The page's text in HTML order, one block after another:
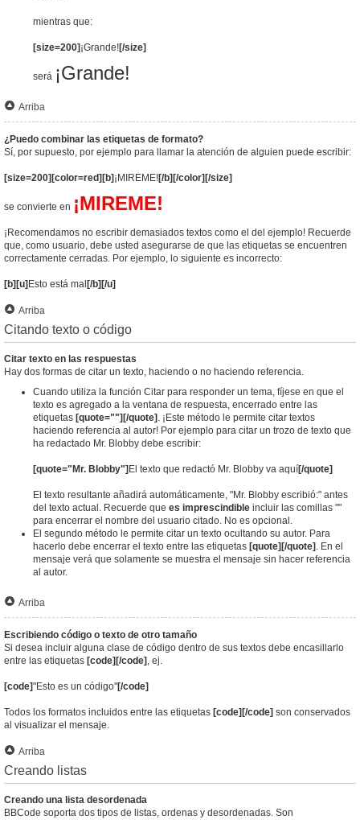
mientras que:
[size=200] ¡Grande![/size]
será ¡Grande!
Arriba
¿Puedo combinar las etiquetas de formato?
Sí, por supuesto, por ejemplo para llamar la atención de alguien puede escribir:
[size=200][color=red][b]¡MIREME![/b][/color][/size]
se convierte en ¡MIREME!
¡Recomendamos no escribir demasiados textos como el del ejemplo! Recuerde
que, como usuario, debe usted asegurarse de que las etiquetas se encuentren
correctamente cerradas. Por ejemplo, lo siguiente es incorrecto:
[b][u]Esto está mal[/b][/u]
Arriba
Citando texto o código
Citar texto en las respuestas
Hay dos formas de citar un texto, haciendo o no haciendo referencia.
Cuando utiliza la función Citar para responder un tema, fíjese en que el
texto es agregado a la ventana de respuesta, encerrado entre las
etiquetas [quote=""][/quote] . ¡Este método le permite citar textos
haciendo referencia al autor! Por ejemplo para citar un trozo de texto que
ha redactado Mr. Blobby debe escribir:
[quote="Mr. Blobby"] El texto que redactó Mr. Blobby va aquí[/quote]
El texto resultante añadirá automáticamente, "Mr. Blobby escribió:" antes
del texto actual. Recuerde que es imprescindible incluir las comillas ""
para encerrar el nombre del usuario citado. No es opcional.
El segundo método le permite citar un texto ocultando su autor. Para
hacerlo debe encerrar el texto entre las etiquetas [quote][/quote] . En el
mensaje verá que solamente se muestra el mensaje sin hacer referencia
al autor.
Arriba
Escribiendo código o texto de otro tamaño
Si desea incluir alguna clase de código dentro de sus textos debe encasillarlo
entre las etiquetas [code][/code] , ej.
[code]"Esto es un código"[/code]
Todos los formatos incluidos entre las etiquetas [code][/code] son conservados
al visualizar el mensaje.
Arriba
Creando listas
Creando una lista desordenada
BBCode soporta dos tipos de listas, ordenas y desordenadas. Son